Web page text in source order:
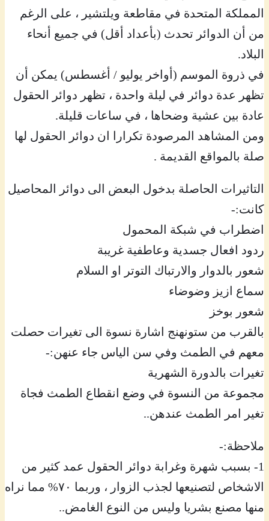
المملكة المتحدة في مقاطعة ويلتشير ، على الرغم
من أن الدوائر تحدث (بأعداد أقل) في جميع أنحاء
البلاد.
في ذروة الموسم (أواخر يوليو / أغسطس) يمكن أن
تظهر عدة دوائر في ليلة واحدة ، تظهر دوائر الحقول
عادة بين عشية وضحاها ، في ساعات قليلة.
ومن المشاهد المرصودة تكرارا ان دوائر الحقول لها
صلة بالمواقع القديمة .
التاثيرات الحاصلة بدخول البعض الى دوائر المحاصيل
كانت:-
اضطراب في شبكة المحمول
ردود افعال جسدية وعاطفية غريبة
شعور بالدوار والارتباك التوتر او السلام
سماع ازيز وضوضاء
شعور بوخز
بالقرب من ستونهنج اشارة نسوة الى تغيرات حصلت
معهم في الطمث وفي سن الياس جاء عنهن:-
تغيرات بالدورة الشهرية
مجموعة من النسوة في وضع انقطاع الطمث فجاة
تغير امر الطمث عندهن..
ملاحظة:-
1- بسبب شهرة وغرابة دوائر الحقول عمد كثير من
الاشخاص لتصنيعها لجذب الزوار ، وربما ٧٠% مما نراه
منها مصنع بشريا وليس من النوع الغامض..